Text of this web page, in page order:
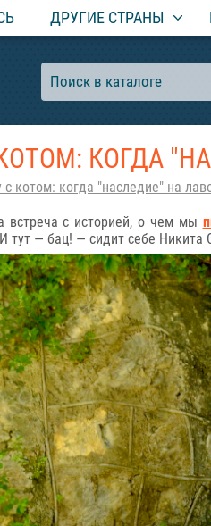
ДРУГИЕ СТРАНЫ
КОГДА
котом: когда "наследие" на
встреча с историей, о чем мы
— бац! — сидит себе Никита